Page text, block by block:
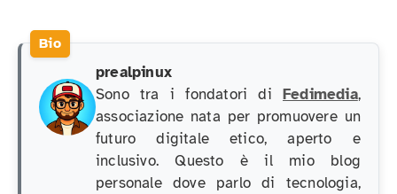
prealpinux
Sono tra i fondatori di Fedimedia,
associazione nata per promuovere un
futuro digitale etico, aperto e
inclusivo. Questo è il mio blog
personale dove parlo di tecnologia,